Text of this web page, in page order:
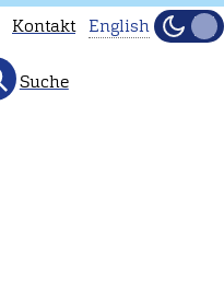
Kontakt English
Hell
Suche